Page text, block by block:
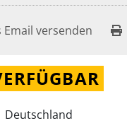
Email versenden
Deutschland